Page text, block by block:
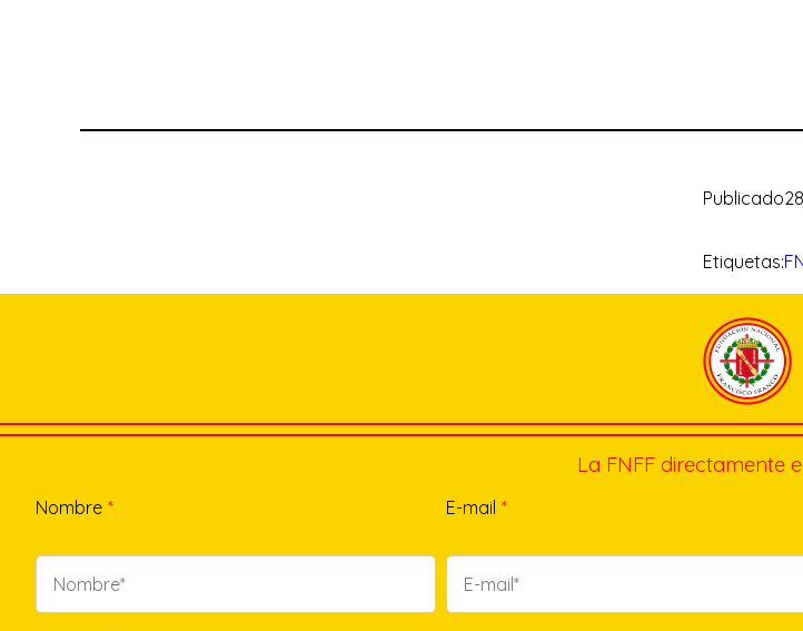
Publicado
Etiquetas:
La FNFF directamente
Nombre * E-mail *